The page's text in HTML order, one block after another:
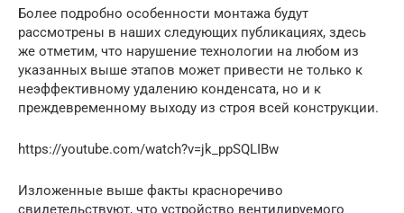
Более подробно особенности монтажа будут
рассмотрены в наших следующих публикациях, здесь
же отметим, что нарушение технологии на любом из
указанных выше этапов может привести не только к
неэффективному удалению конденсата, но и к
преждевременному выходу из строя всей конструкции.
https://youtube.com/watch?v=jk_ppSQLIBw
Изложенные выше факты красноречиво
свидетельствуют, что устройство вентилируемого